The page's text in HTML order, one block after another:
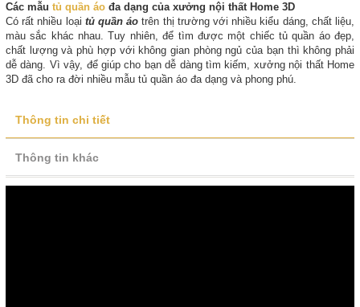
Các mẫu tủ quần áo đa dạng của xưởng nội thất Home 3D
Có rất nhiều loại tủ quần áo trên thị trường với nhiều kiểu dáng, chất liệu,
màu sắc khác nhau. Tuy nhiên, để tìm được một chiếc tủ quần áo đẹp,
chất lượng và phù hợp với không gian phòng ngủ của bạn thì không phải
dễ dàng. Vì vậy, để giúp cho bạn dễ dàng tìm kiếm, xưởng nội thất Home
3D đã cho ra đời nhiều mẫu tủ quần áo đa dạng và phong phú.
Thông tin chi tiết
Thông tin khác